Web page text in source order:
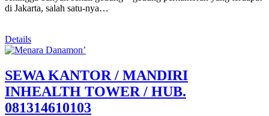
di Jakarta, salah satu-nya…
Details
SEWA KANTOR / MANDIRI
INHEALTH TOWER / HUB.
081314610103